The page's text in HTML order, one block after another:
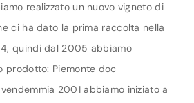
realizzato un nuovo vigneto di
ci ha dato la prima raccolta nella
quindi dal 2005 abbiamo
prodotto: Piemonte doc
2001 abbiamo iniziato a